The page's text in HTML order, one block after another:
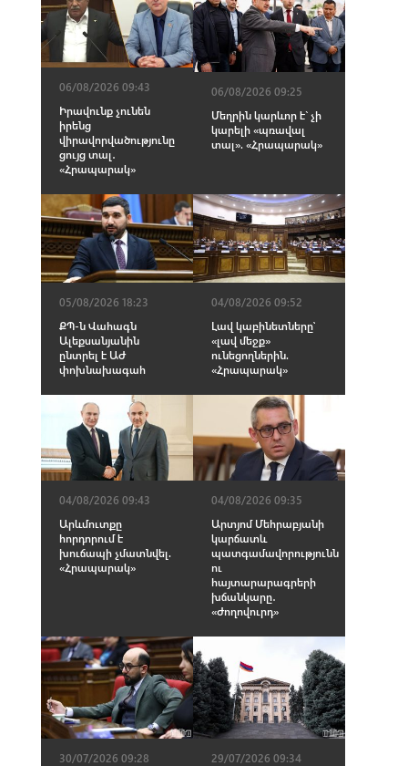
06/08/2026 09:43
Իրավունք չունեն
իրենց
վիրավորվածությունը
ցույց տալ․
«Հրապարակ»
06/08/2026 09:25
Մեղրին կարևոր է` չի
կարելի «պռավալ
տալ». «Հրապարակ»
05/08/2026 18:23
ՔՊ-ն Վահագն
Ալեքսանյանին
ընտրել է ԱԺ
փոխնախագահ
04/08/2026 09:52
Լավ կաբինետները՝
«լավ մեջք»
ունեցողներին.
«Հրապարակ»
04/08/2026 09:43
Արևմուտքը
հորդորում է
խուճապի չմատնվել.
«Հրապարակ»
04/08/2026 09:35
Արտյոմ Մեհրաբյանի
կարճատև
պատգամավորությունն
ու
հայտարարագրերի
խճանկարը․
«Ժողովուրդ»
30/07/2026 09:28
29/07/2026 09:34